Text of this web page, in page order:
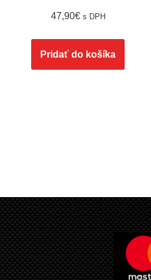
47,90€ s DPH
Pridať do košíka